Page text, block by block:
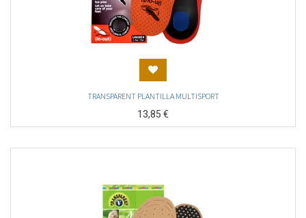
TRANSPARENT PLANTILLA MULTISPORT
13,85€